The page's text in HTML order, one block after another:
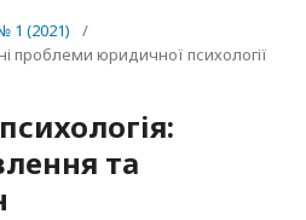
1 (2021)
/
проблеми юридичної психології
та